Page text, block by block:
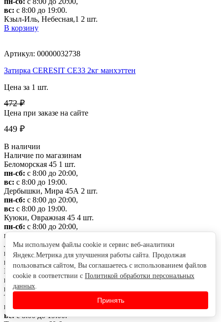
вс: с 8:00 до 19:00.
Кзыл-Иль, Небесная,1 2 шт.
В корзину
Артикул: 00000032738
Затирка CERESIT CE33 2кг манхэттен
Цена за 1 шт.
472 ₽
Цена при заказе на сайте
449 ₽
В наличии
Наличие по магазинам
Беломорская 45 1 шт.
пн-сб: с 8:00 до 20:00,
вс: с 8:00 до 19:00.
Дербышки, Мира 45А 2 шт.
пн-сб: с 8:00 до 20:00,
вс: с 8:00 до 19:00.
Куюки, Овражная 45 4 шт.
пн-сб: с 8:00 до 20:00,
вс:
Ленинградская 224 шт.
пн-сб:с 8:00 до 20:00,
вс:
с 8:00 до 19:00.
Магистральная 77
2 шт.
пн-сб:с 8:00 до 19:00,
вс:с 8:00 до 17:00.
Татарстан 52
пн-сб:
вс:с 8:00 до 19:00.
Мы используем файлы cookie и сервис веб-аналитики
Яндекс.Метрика для улучшения работы сайта. Продолжая
пользоваться сайтом, Вы соглашаетесь с использованием файлов
cookie в соответствии с Политикой обработки персональных
данных.
Принять